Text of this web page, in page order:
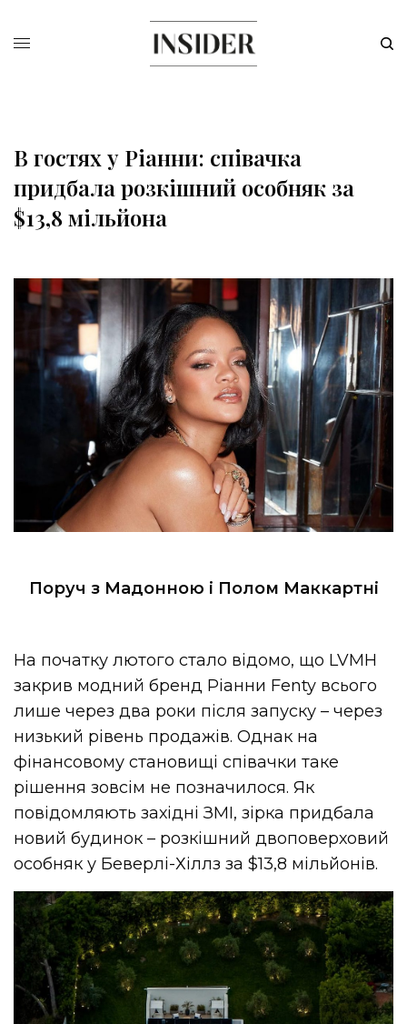
В гостях у Ріанни: співачка
придбала розкішний особняк за
$13,8 мільйона
Поруч з Мадонною і Полом Маккартні
На початку лютого стало відомо, що LVMH
закрив модний бренд Ріанни Fenty всього
лише через два роки після запуску – через
низький рівень продажів. Однак на
фінансовому становищі співачки таке
рішення зовсім не позначилося. Як
повідомляють західні ЗМІ, зірка придбала
новий будинок – розкішний двоповерховий
особняк у Беверлі-Хіллз за $13,8 мільйонів.